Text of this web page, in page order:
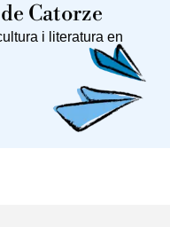
Catorze
i literatura en